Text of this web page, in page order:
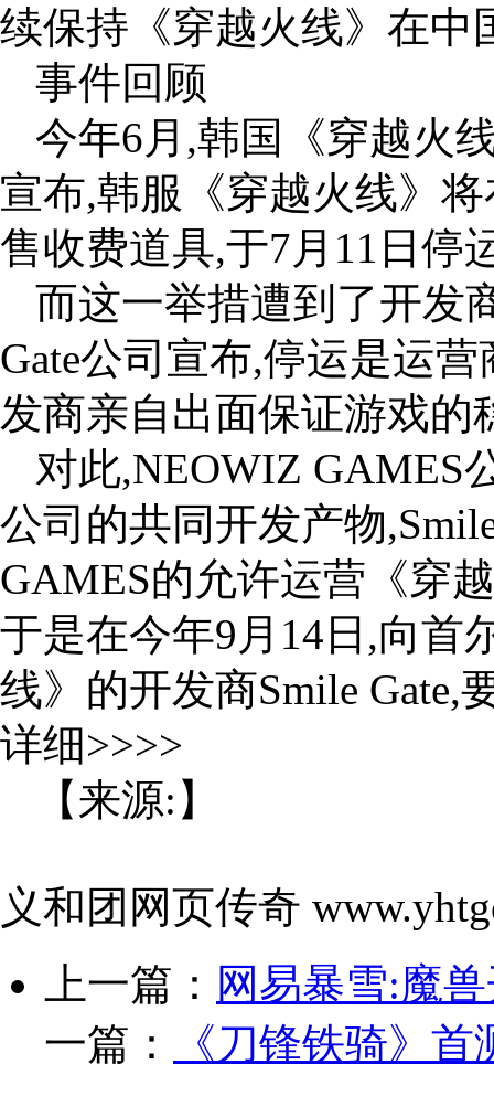
续保持《穿越火线》在中
事件回顾
今年6月,韩国《穿越火
宣布,韩服《穿越火线》
售收费道具,于7月11日停
而这一举措遭到了开发
Gate公司宣布,停运是运
发商亲自出面保证游戏的
对此,NEOWIZ GAMES
公司的共同开发产物
GAMES的允许运营《穿
于是在今年9月14日,向首
线》的开发商Smile Gate,
详细>>>>
【来源:】
义和团网页传奇
上一篇： 网易暴雪:魔
一篇：
《刀锋铁骑》